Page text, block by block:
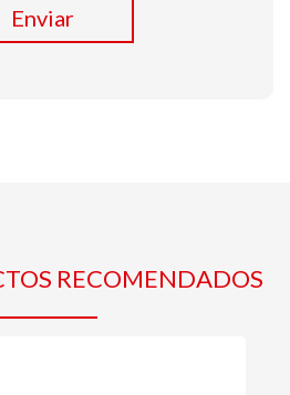
Enviar
RECOMENDADOS